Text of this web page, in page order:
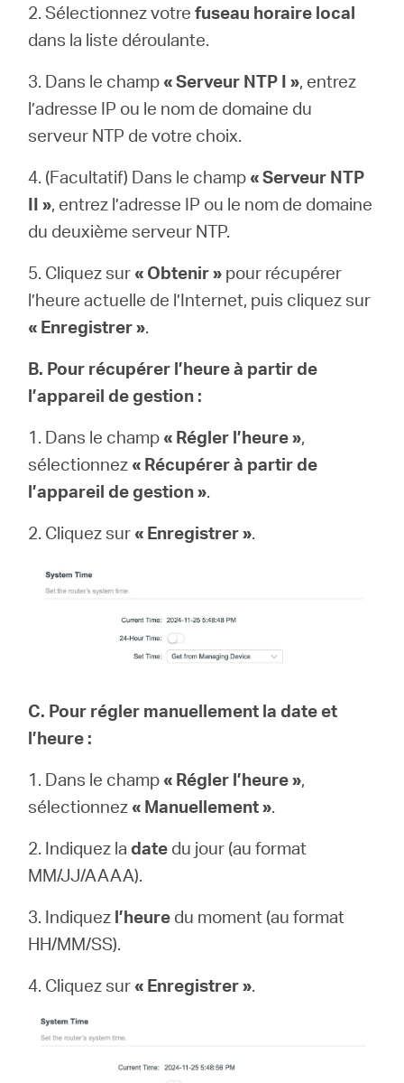
2. Sélectionnez votrefuseau horaire local
dans la liste déroulante.
3. Dans le champ « Serveur NTP I », entrez
l’adresse IP ou le nom de domaine du
serveur NTP de votre choix.
4. (Facultatif) Dans le champ « Serveur NTP
II », entrez l’adresse IP ou le nom de domaine
du deuxième serveur NTP.
5. Cliquez sur « Obtenir » pour récupérer
l’heure actuelle de l’Internet, puis cliquez sur
« Enregistrer ».
B. Pour récupérer l’heure à partir de
l’appareil de gestion :
1. Dans le champ « Régler l’heure »,
sélectionnez « Récupérer à partir de
l’appareil de gestion ».
2. Cliquez sur « Enregistrer ».
C. Pour régler manuellement la date et
l’heure :
1. Dans le champ « Régler l’heure »,
sélectionnez « Manuellement ».
2. Indiquez ladate du jour (au format
MM/JJ/AAAA).
3. Indiquez l’heure du moment (au format
HH/MM/SS).
4. Cliquez sur « Enregistrer ».